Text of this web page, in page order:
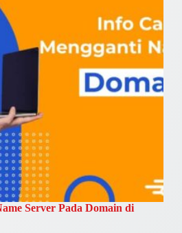
Server Pada Domain di